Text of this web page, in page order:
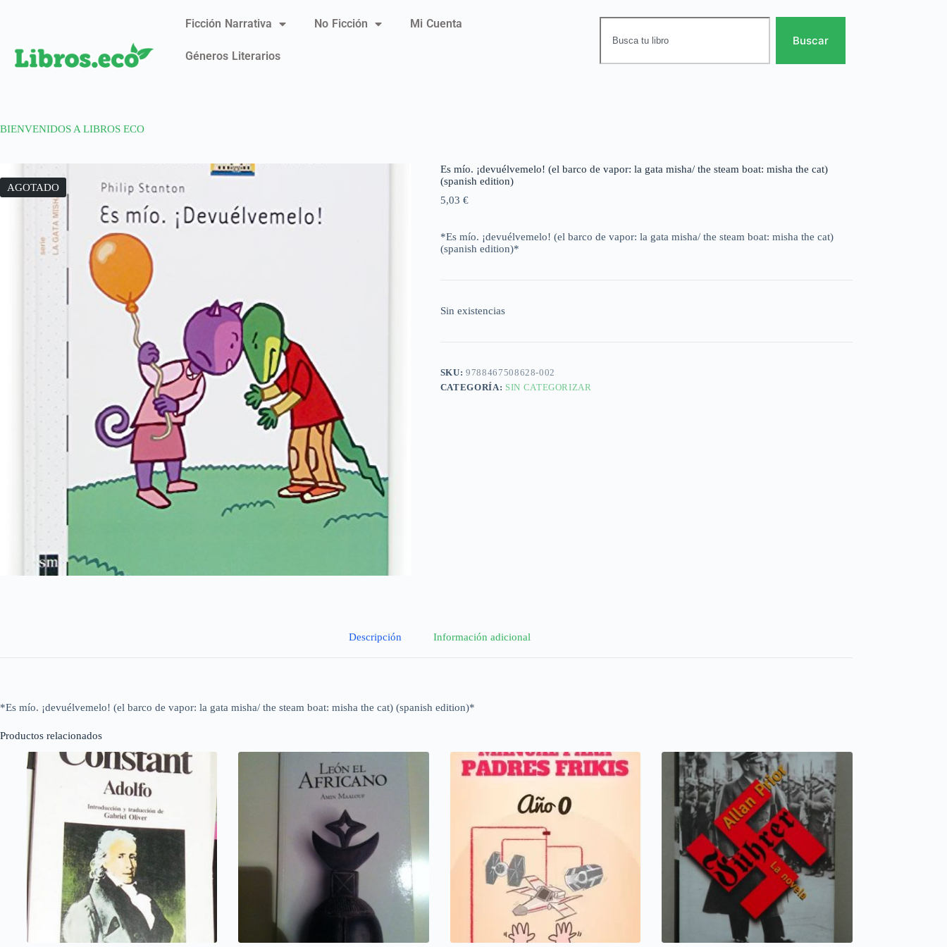
Ficción Narrativa No Ficción Mi Cuenta
Géneros Literarios
Buscar
BIENVENIDOS A LIBROS ECO
AGOTADO
Es mío. ¡devuélvemelo! (el barco de vapor: la gata misha/ the steam boat: misha the cat)
(spanish edition)
5,03 €
*Es mío. ¡devuélvemelo! (el barco de vapor: la gata misha/ the steam boat: misha the cat)
(spanish edition)*
Sin existencias
SKU:9788467508628-002
CATEGORÍA: SIN CATEGORIZAR
Descripción Información adicional
*Es mío. ¡devuélvemelo! (el barco de vapor: la gata misha/ the steam boat: misha the cat) (spanish edition)*
Productos relacionados